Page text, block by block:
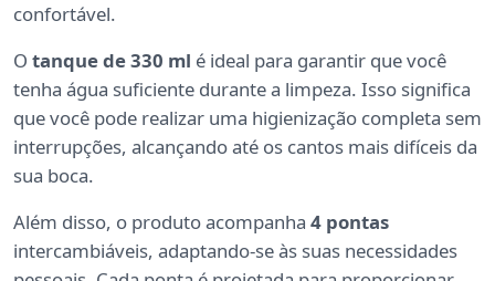
confortável.
O tanque de 330 ml é ideal para garantir que você
tenha água suficiente durante a limpeza. Isso significa
que você pode realizar uma higienização completa sem
interrupções, alcançando até os cantos mais difíceis da
sua boca.
Além disso, o produto acompanha 4 pontas
intercambiáveis, adaptando-se às suas necessidades